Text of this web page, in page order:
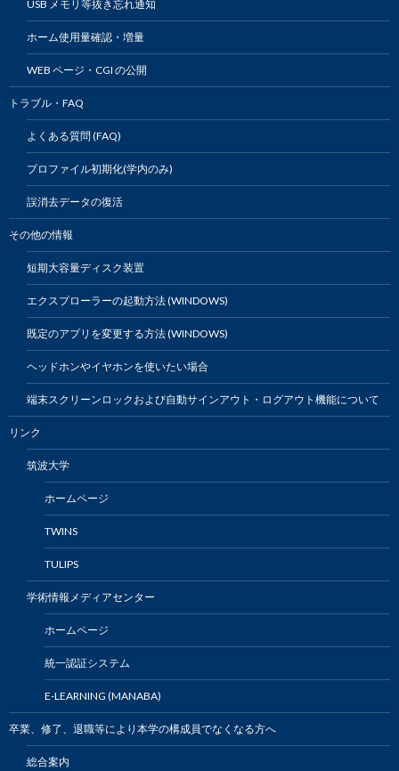
USB メモリ等抜き忘れ通知
ホーム使用量確認・増量
WEB ページ・CGI の公開
トラブル・FAQ
よくある質問 (FAQ)
プロファイル初期化(学内のみ)
誤消去データの復活
その他の情報
短期大容量ディスク装置
エクスプローラーの起動方法 (WINDOWS)
既定のアプリを変更する方法 (WINDOWS)
ヘッドホンやイヤホンを使いたい場合
端末スクリーンロックおよび自動サインアウト・ログアウト機能について
リンク
筑波大学
ホームページ
TWINS
TULIPS
学術情報メディアセンター
ホームページ
統一認証システム
E-LEARNING (MANABA)
卒業、修了、退職等により本学の構成員でなくなる方へ
総合案内